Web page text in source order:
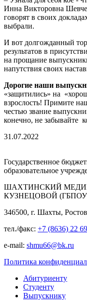
Инна Викторовна
говорят в своих
выбрали.
И вот долгожданный
результатов в
на прощание
напутствия своих
Дорогие наши
«защитились» на
взрослость! Примите
честью звание
конечно, не забывайте
31.07.2022
Государственное
образовательное
ШАХТИНСКИЙ
КУЗНЕЦОВОЙ
346500, г. Шахты,
тел./факс: +7 (8636) 22
e-mail: shmu66@bk.ru
Политика
Абитуриенту
Студенту
Выпускнику